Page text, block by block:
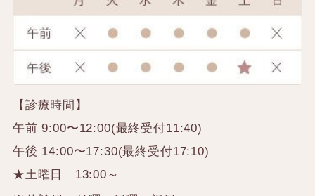
【診療時間】
午前 9:00〜12:00(最終受付11:40)
午後 14:00〜17:30(最終受付17:10)
★土曜日 13:00～